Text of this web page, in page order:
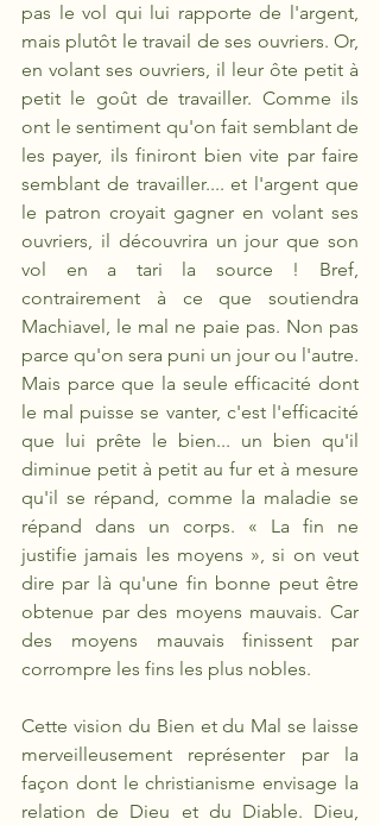
pas le vol qui lui rapporte de l'argent,
mais plutôt le travail de ses ouvriers. Or,
en volant ses ouvriers, il leur ôte petit à
petit le goût de travailler. Comme ils
ont le sentiment qu'on fait semblant de
les payer, ils finiront bien vite par faire
semblant de travailler.... et l'argent que
le patron croyait gagner en volant ses
ouvriers, il découvrira un jour que son
vol en a tari la source ! Bref,
contrairement à ce que soutiendra
Machiavel, le mal ne paie pas. Non pas
parce qu'on sera puni un jour ou l'autre.
Mais parce que la seule efficacité dont
le mal puisse se vanter, c'est l'efficacité
que lui prête le bien... un bien qu'il
diminue petit à petit au fur et à mesure
qu'il se répand, comme la maladie se
répand dans un corps. « La fin ne
justifie jamais les moyens », si on veut
dire par là qu'une fin bonne peut être
obtenue par des moyens mauvais. Car
des moyens mauvais finissent par
corrompre les fins les plus nobles.
Cette vision du Bien et du Mal se laisse
merveilleusement représenter par la
façon dont le christianisme envisage la
relation de Dieu et du Diable. Dieu,